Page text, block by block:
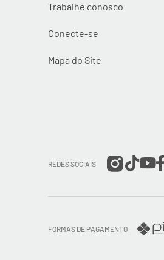
Trabalhe conosco
Conecte-se
Mapa do Site
REDES SOCIAIS
FORMAS DE PAGAMENTO